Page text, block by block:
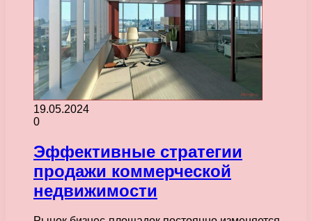
19.05.2024
0
Эффективные стратегии
продажи коммерческой
недвижимости